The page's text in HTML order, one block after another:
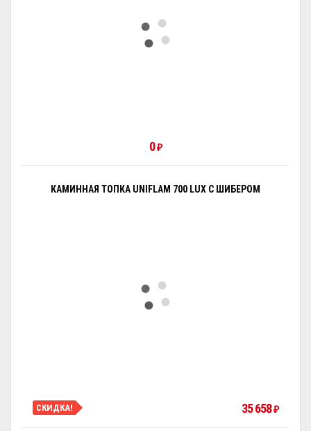
0₽
КАМИННАЯ ТОПКА UNIFLAM 700 LUX С ШИБЕРОМ
СКИДКА! 35 658₽